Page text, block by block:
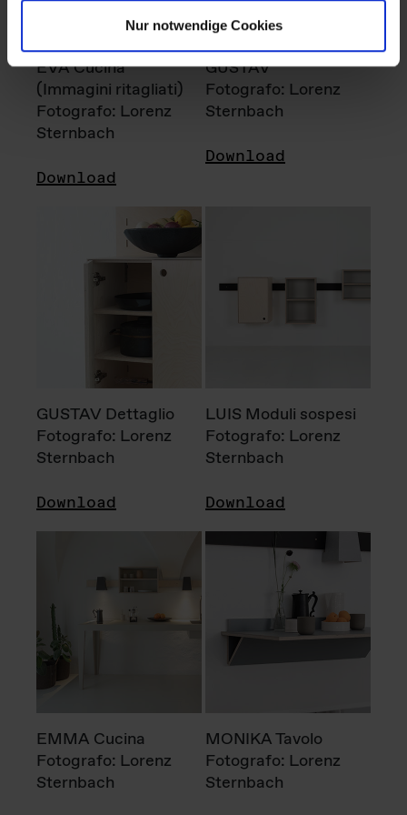
Nur notwendige Cookies
EVA Cucina
(Immagini ritagliati)
Fotografo: Lorenz
Sternbach
Download
GUSTAV
Fotografo: Lorenz
Sternbach
Download
GUSTAV Dettaglio
Fotografo: Lorenz
Sternbach
Download
LUIS Moduli sospesi
Fotografo: Lorenz
Sternbach
Download
EMMA Cucina
Fotografo: Lorenz
Sternbach
MONIKA Tavolo
Fotografo: Lorenz
Sternbach